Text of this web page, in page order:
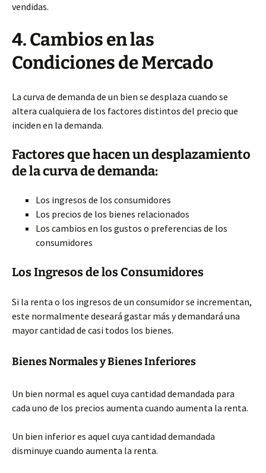
vendidas.
4. Cambios en las
Condiciones de Mercado
La curva de demanda de un bien se desplaza cuando se
altera cualquiera de los factores distintos del precio que
inciden en la demanda.
Factores que hacen un desplazamiento
de la curva de demanda:
Los ingresos de los consumidores
Los precios de los bienes relacionados
Los cambios en los gustos o preferencias de los
consumidores
Los Ingresos de los Consumidores
Si la renta o los ingresos de un consumidor se incrementan,
este normalmente deseará gastar más y demandará una
mayor cantidad de casi todos los bienes.
Bienes Normales y Bienes Inferiores
Un bien normal es aquel cuya cantidad demandada para
cada uno de los precios aumenta cuando aumenta la renta.
Un bien inferior es aquel cuya cantidad demandada
disminuye cuando aumenta la renta.